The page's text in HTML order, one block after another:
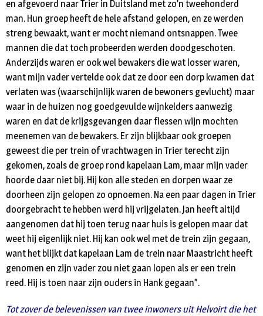
en afgevoerd naar Trier in Duitsland met zo’n tweehonderd
man. Hun groep heeft de hele afstand gelopen, en ze werden
streng bewaakt, want er mocht niemand ontsnappen. Twee
mannen die dat toch probeerden werden doodgeschoten.
Anderzijds waren er ook wel bewakers die wat losser waren,
want mijn vader vertelde ook dat ze door een dorp kwamen dat
verlaten was (waarschijnlijk waren de bewoners gevlucht) maar
waar in de huizen nog goedgevulde wijnkelders aanwezig
waren en dat de krijgsgevangen daar flessen wijn mochten
meenemen van de bewakers. Er zijn blijkbaar ook groepen
geweest die per trein of vrachtwagen in Trier terecht zijn
gekomen, zoals de groep rond kapelaan Lam, maar mijn vader
hoorde daar niet bij. Hij kon alle steden en dorpen waar ze
doorheen zijn gelopen zo opnoemen. Na een paar dagen in Trier
doorgebracht te hebben werd hij vrijgelaten. Jan heeft altijd
aangenomen dat hij toen terug naar huis is gelopen maar dat
weet hij eigenlijk niet. Hij kan ook wel met de trein zijn gegaan,
want het blijkt dat kapelaan Lam de trein naar Maastricht heeft
genomen en zijn vader zou niet gaan lopen als er een trein
reed. Hij is toen naar zijn ouders in Hank gegaan”.
Tot zover de belevenissen van twee inwoners uit Helvoirt die het